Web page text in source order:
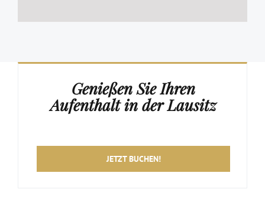
Genießen Sie Ihren
Aufenthalt in der Lausitz
JETZT BUCHEN!